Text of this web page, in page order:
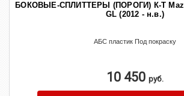
БОКОВЫЕ-СПЛИТТЕРЫ (ПОРОГИ) К-Т
GL (2012 - н.в.)
АБС пластик Под покраску
10 450 руб.